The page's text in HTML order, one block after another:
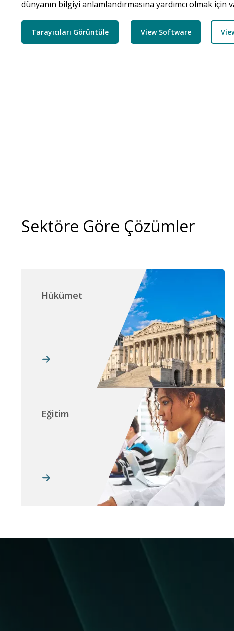
dünyanın bilgiyi anlamlandırmasına yardımcı olmak için
Tarayıcıları Görüntüle View Software
Sektöre Göre Çözümler
Hükümet
Eğitim